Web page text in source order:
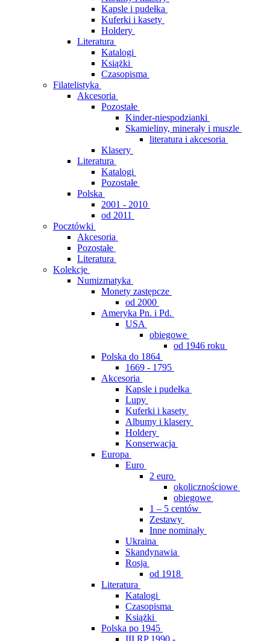
Kapsle i pudełka
Kuferki i kasety
Holdery
Literatura
Katalogi
Książki
Czasopisma
Filatelistyka
Akcesoria
Pozostałe
Kinder-niespodzianki
Skamieliny, minerały i muszle
literatura i akcesoria
Klasery
Literatura
Katalogi
Pozostałe
Polska
2001 - 2010
od 2011
Pocztówki
Akcesoria
Pozostałe
Literatura
Kolekcje
Numizmatyka
Monety zastępcze
od 2000
Ameryka Pn. i Pd.
USA
obiegowe
od 1946 roku
Polska do 1864
1669 - 1795
Akcesoria
Kapsle i pudełka
Lupy
Kuferki i kasety
Albumy i klasery
Holdery
Konserwacja
Europa
Euro
2 euro
okolicznościowe
obiegowe
1 – 5 centów
Zestawy
Inne nominały
Ukraina
Skandynawia
Rosja
od 1918
Literatura
Katalogi
Czasopisma
Książki
Polska po 1945
III RP 1990 -